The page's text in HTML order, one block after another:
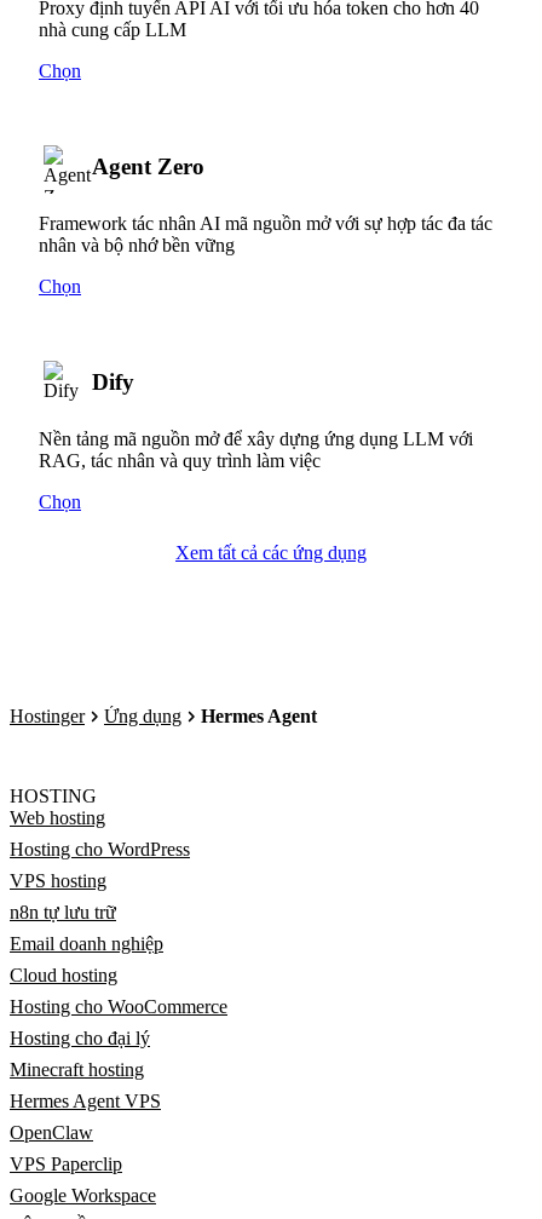
Proxy định tuyến API AI với tối ưu hóa token cho hơn 40
nhà cung cấp LLM
Chọn
Agent Zero
Framework tác nhân AI mã nguồn mở với sự hợp tác đa tác
nhân và bộ nhớ bền vững
Chọn
Dify
Nền tảng mã nguồn mở để xây dựng ứng dụng LLM với
RAG, tác nhân và quy trình làm việc
Chọn
Xem tất cả các ứng dụng
Hostinger Ứng dụng Hermes Agent
HOSTING
Web hosting
Hosting cho WordPress
VPS hosting
n8n tự lưu trữ
Email doanh nghiệp
Cloud hosting
Hosting cho WooCommerce
Hosting cho đại lý
Minecraft hosting
Hermes Agent VPS
OpenClaw
VPS Paperclip
Google Workspace